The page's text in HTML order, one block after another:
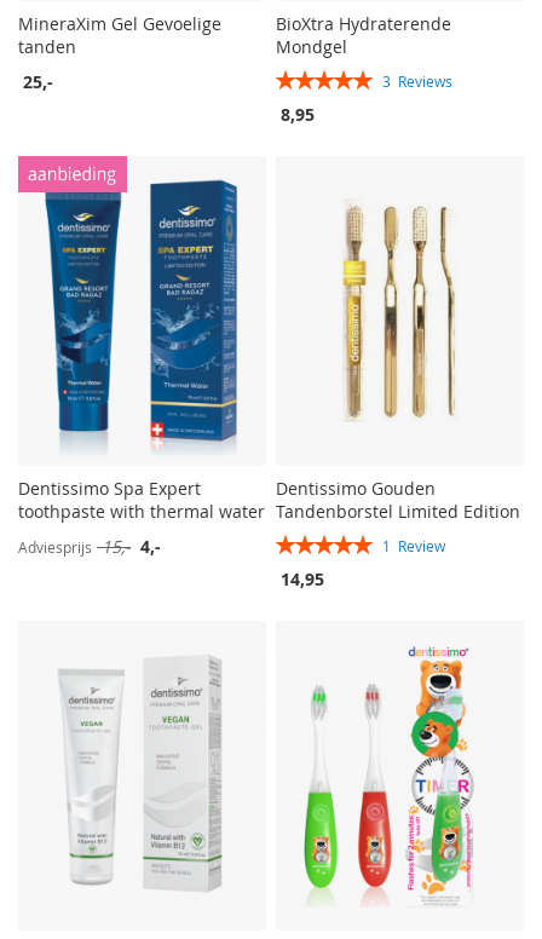
MineraXim Gel Gevoelige
tanden
25,-
BioXtra Hydraterende
Mondgel
Rating:
3 Reviews
8,95
Dentissimo Spa Expert
toothpaste with thermal water
Adviesprijs 15,- Speciale
4,-
Dentissimo Gouden
Tandenborstel Limited Edition
Rating:
1 Review
14,95